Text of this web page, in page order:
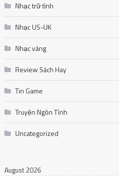
Nhạc trữ tình
Nhạc US-UK
Nhạc vàng
Review Sách Hay
Tin Game
Truyện Ngôn Tình
Uncategorized
August 2026